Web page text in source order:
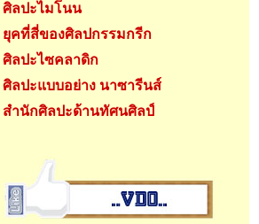
ศิลปะไมโนน
ยุคที่สี่ของศิลปกรรมกรีก
ศิลปะไซคลาดิก
ศิลปะแบบอย่าง นาซารีนส์
สำนักศิลปะด้านทัศนศิลป์